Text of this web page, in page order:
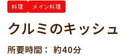
料理 メイン料理
クルミのキッシュ
所要時間： 約40分